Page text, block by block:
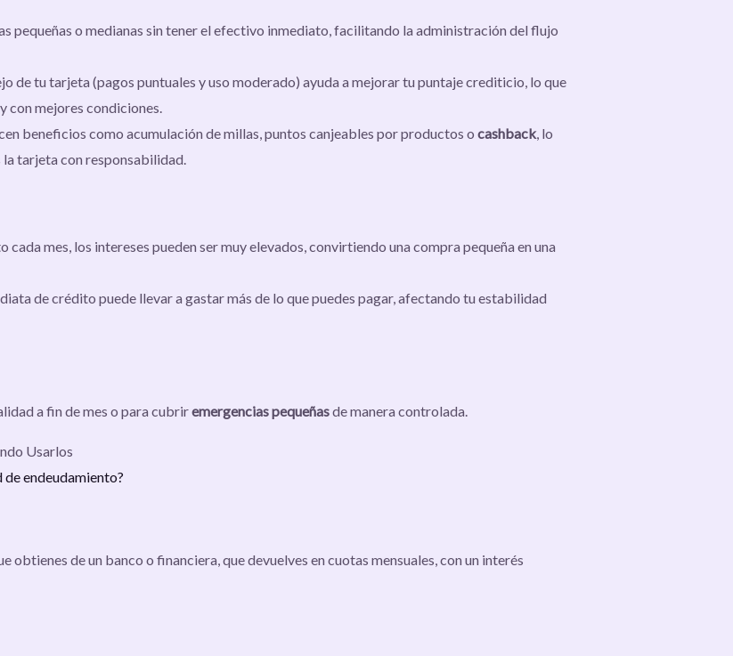
pequeñas o medianas sin tener el efectivo inmediato, facilitando la administración del flujo
de tu tarjeta (pagos puntuales y uso moderado) ayuda a mejorar tu puntaje crediticio, lo que
con mejores condiciones.
beneficios como acumulación de millas, puntos canjeables por productos o cashback, lo
tarjeta con responsabilidad.
cada mes, los intereses pueden ser muy elevados, convirtiendo una compra pequeña en una
de crédito puede llevar a gastar más de lo que puedes pagar, afectando tu estabilidad
a fin de mes o para cubriremergencias pequeñasde manera controlada.
endeudamiento?
obtienes de un banco o financiera, que devuelves en cuotas mensuales, con un interés